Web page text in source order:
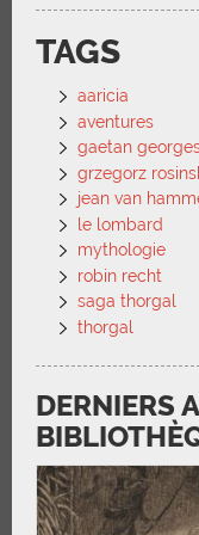
TAGS
aaricia
aventures
gaetan
grzegorz
jean van
le lombard
mythologie
robin recht
saga thorgal
thorgal
DERNIERS